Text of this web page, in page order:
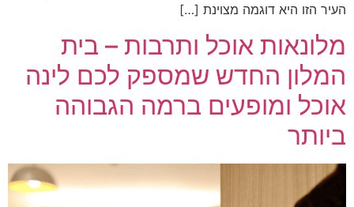
העיר הזו היא דוגמה מצוינת […]
מלונאות אוכל ותרבות – בית
המלון החדש שמספק לכם לינה
אוכל ומופעים ברמה הגבוהה
ביותר